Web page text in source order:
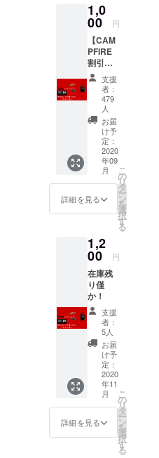
ラム、ツ
イッターの
方もチェッ
クよろしく
お願いいた
します。
Twitter→@Ic
eFungs_Off
インスタグ
ラム
→icefungs_o
fficial
インスタグ
ラムフォロ
破！！！あ
りがとうご
ざいます！
1,0
00 円
【CAM
PFIRE
割引価
格】 エ
コバッ
CECOB
（セコ
ビー）
支援
者：
479
人
お届
け予
定：
2020
年09
月
詳細を見る
こ
の
リ
タ
ー
ン
を
選
択
す
る
1,2
00 円
在庫残
り僅
か！
支援
者：
5人
お届
け予
定：
2020
年11
月
詳細を見る
こ
の
リ
タ
ー
ン
を
選
択
す
る